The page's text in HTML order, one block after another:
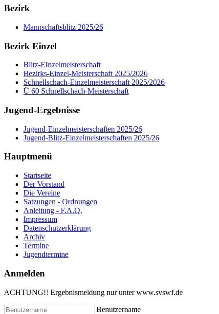
Bezirk
Mannschaftsblitz 2025/26
Bezirk Einzel
Blitz-EInzelmeisterschaft
Bezirks-Einzel-Meisterschaft 2025/2026
Schnellschach-Einzelmeisterschaft 2025/2026
Ü 60 Schnellschach-Meisterschaft
Jugend-Ergebnisse
Jugend-Einzelmeisterschaften 2025/26
Jugend-Blitz-Einzelmeisterschaften 2025/26
Hauptmenü
Startseite
Der Vorstand
Die Vereine
Satzungen - Ordnungen
Anleitung - F.A.Q.
Impressum
Datenschutzerklärung
Archiv
Termine
Jugendtermine
Anmelden
ACHTUNG!! Ergebnismeldung nur unter www.svswf.de
Benutzername